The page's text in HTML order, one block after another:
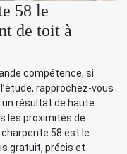
58 le
de toit à
compétence, si
rapprochez-vous
résultat de haute
les proximités de
58 est le
gratuit, précis et